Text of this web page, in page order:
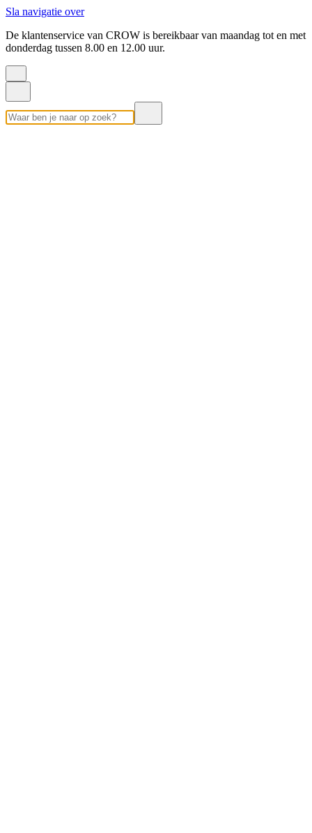
Sla navigatie over
De klantenservice van CROW is bereikbaar van maandag tot en met
donderdag tussen 8.00 en 12.00 uur.